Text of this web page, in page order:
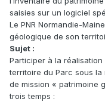
saisies sur un logiciel
Le PNR Normandie-
géologique de son
Sujet :
Participer à la réalisation
territoire du Parc sous
de mission « patrimoine
trois temps :